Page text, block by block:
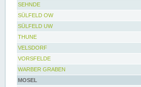
SEHNDE
SÜLFELD OW
SÜLFELD UW
THUNE
VELSDORF
VORSFELDE
WARBER GRABEN
MOSEL